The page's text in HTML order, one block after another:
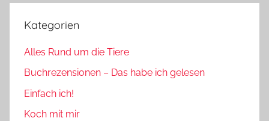
Kategorien
Alles Rund um die Tiere
Buchrezensionen – Das habe ich gelesen
Einfach ich!
Koch mit mir